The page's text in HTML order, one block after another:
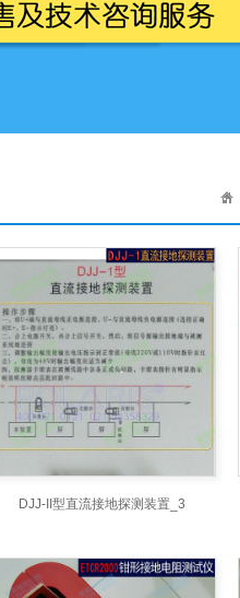
DJJ-II型直流接地探测装置_3